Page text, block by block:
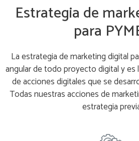
Estrategia de
para
La estrategia de marketing digital
angular de todo proyecto digital y
de acciones digitales que se
Todas nuestras acciones de
estrategia